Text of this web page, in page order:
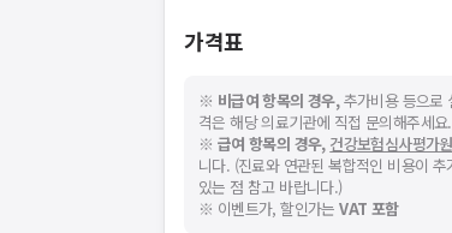
가격표
※ 비급여 항목의 경우,추가비용 등으로
격은 해당 의료기관에 직접 문의해주세요.
※ 급여 항목의 경우, 건강보험심사평가원
니다. (진료와 연관된 복합적인 비용이
있는 점 참고 바랍니다.)
※ 이벤트가, 할인가는VAT 포함